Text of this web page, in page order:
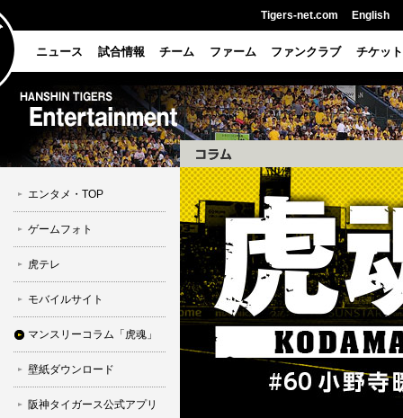
Tigers-net.com English
ニュース 試合情報 チーム ファーム ファンクラブ チケット
エンタメ・TOP
ゲームフォト
虎テレ
モバイルサイト
マンスリーコラム「虎魂」
壁紙ダウンロード
阪神タイガース公式アプリ